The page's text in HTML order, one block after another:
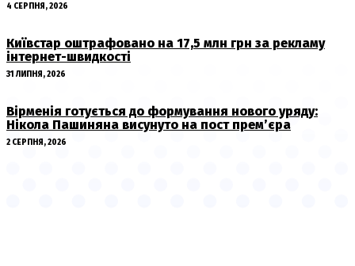
4 СЕРПНЯ, 2026
Київстар оштрафовано на 17,5 млн грн за рекламу
інтернет-швидкості
31 ЛИПНЯ, 2026
Вірменія готується до формування нового уряду:
Нікола Пашиняна висунуто на пост прем’єра
2 СЕРПНЯ, 2026